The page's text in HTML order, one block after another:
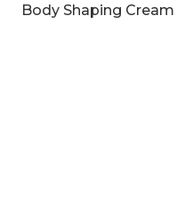
Body Shaping Cream